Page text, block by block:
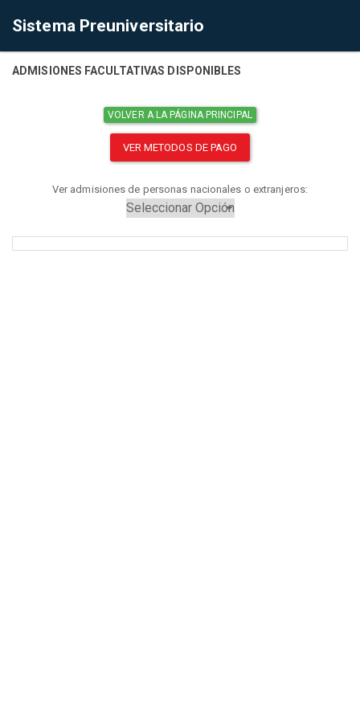
Sistema Preuniversitario
ADMISIONES FACULTATIVAS DISPONIBLES
VOLVER A LA PÁGINA PRINCIPAL
VER METODOS DE PAGO
Ver admisiones de personas nacionales o extranjeros: